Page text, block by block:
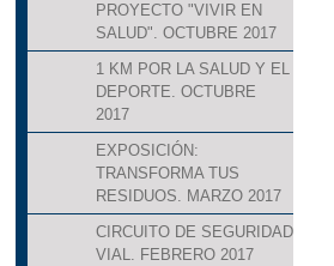
PROYECTO "VIVIR EN
SALUD". OCTUBRE 2017
1 KM POR LA SALUD Y EL
DEPORTE. OCTUBRE
2017
EXPOSICIÓN:
TRANSFORMA TUS
RESIDUOS. MARZO 2017
CIRCUITO DE SEGURIDAD
VIAL. FEBRERO 2017